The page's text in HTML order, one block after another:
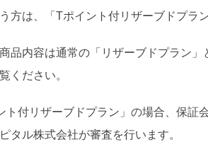
方は、「Tポイント付リザーブドプラ
品内容は通常の「リザーブドプラン
ください。
ト付リザーブドプラン」の場合、保
タル株式会社が審査を行います。